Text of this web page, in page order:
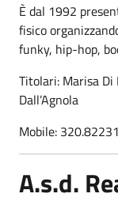
È dal 1992
fisico
funky, hip-hop,
Titolari: Marisa
Dall’Agnola
Mobile:
A.s.d.